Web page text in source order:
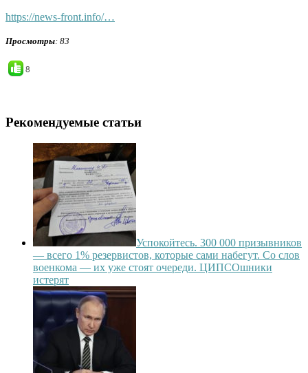
https://news-front.info/…
Просмотры: 83
8
Рекомендуемые статьи
Успокойтесь. 300 000 призывников
— всего 1% резервистов, которые сами набегут. Со слов
военкома — их уже стоят очереди. ЦИПСОшники
истерят